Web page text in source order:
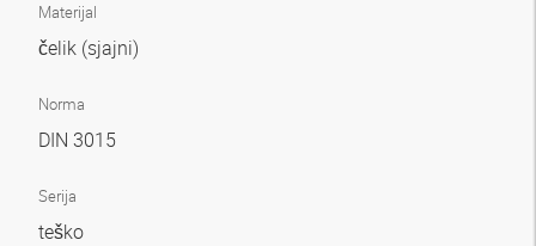
Materijal
čelik (sjajni)
Norma
DIN 3015
Serija
teško